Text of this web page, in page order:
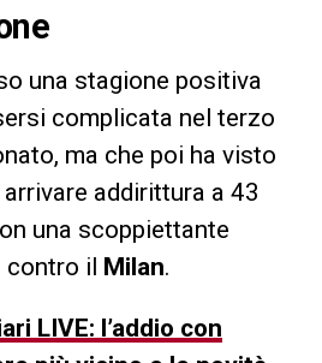
una stagione positiva
complicata nel terzo
ma che poi ha visto
addirittura a 43
una scoppiettante
contro il Milan.
LIVE: l’addio con